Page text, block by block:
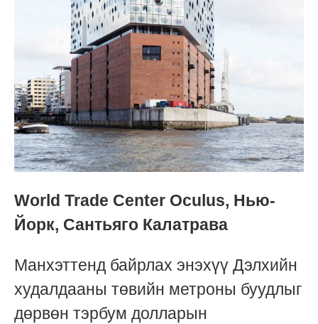
World Trade Center Oculus, Нью-
Йорк, Сантьяго Калатрава
Манхэттенд байрлах энэхүү Дэлхийн
худалдааны төвийн метроны буудлыг
дөрвөн тэрбум долларын